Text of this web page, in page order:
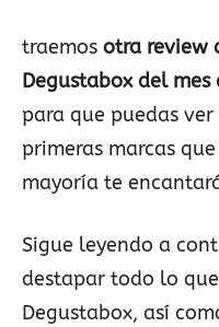
traemos otra review
Degustabox del
para que puedas
primeras marcas
mayoría te
Sigue leyendo a
destapar todo lo
Degustabox, así